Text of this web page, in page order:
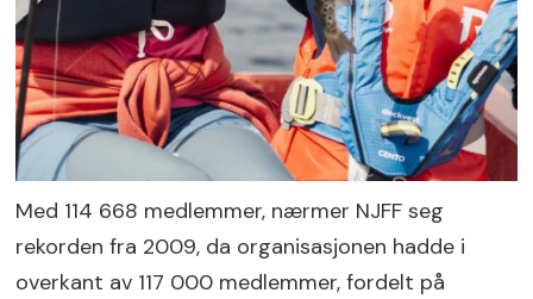
Med 114 668 medlemmer, nærmer NJFF seg
rekorden fra 2009, da organisasjonen hadde i
overkant av 117 000 medlemmer, fordelt på